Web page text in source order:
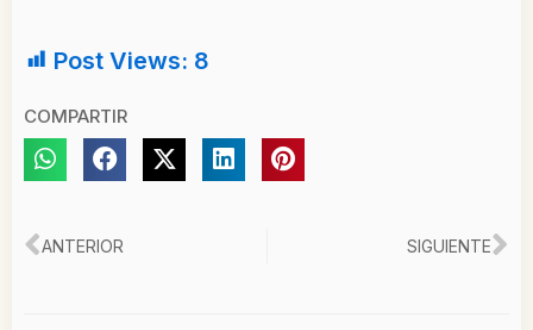
Post Views: 8
COMPARTIR
Ant
ANTERIOR SIGUIENTE